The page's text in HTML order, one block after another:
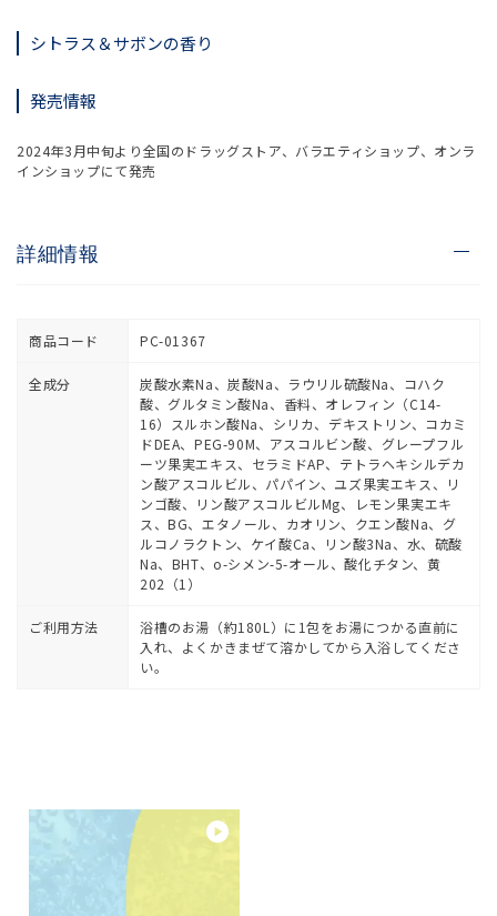
シトラス＆サボンの香り
発売情報
2024年3月中旬より全国のドラッグストア、バラエティショップ、オンラ
インショップにて発売
詳細情報
商品コード PC-01367
全成分
炭酸水素Na、炭酸Na、ラウリル硫酸Na、コハク
酸、グルタミン酸Na、香料、オレフィン（C14-
16）スルホン酸Na、シリカ、デキストリン、コカミ
ドDEA、PEG-90M、アスコルビン酸、グレープフル
ーツ果実エキス、セラミドAP、テトラヘキシルデカ
ン酸アスコルビル、パパイン、ユズ果実エキス、リ
ンゴ酸、リン酸アスコルビルMg、レモン果実エキ
ス、BG、エタノール、カオリン、クエン酸Na、グ
ルコノラクトン、ケイ酸Ca、リン酸3Na、水、硫酸
Na、BHT、o-シメン-5-オール、酸化チタン、黄
202（1）
ご利用方法
浴槽のお湯（約180L）に1包をお湯につかる直前に
入れ、よくかきまぜて溶かしてから入浴してくださ
い。